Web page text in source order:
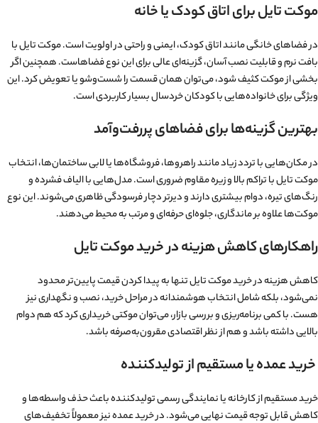
موکت تایل برای اتاق کودک یا خانه
در فضاهای خانگی مانند اتاق کودک، ایمنی و راحتی در اولویت است. موکت تایل با
بافت نرم و قابلیت نصب آسان، گزینه‌ای عالی برای این نوع فضاهاست. همچنین اگر
بخشی از موکت کثیف شود، می‌توان همان قسمت را شست‌وشو یا تعویض کرد. این
ویژگی برای خانواده‌هایی با کودکان خردسال بسیار کاربردی است.
بهترین گزینه‌ها برای فضاهای پررفت‌وآمد
در مکان‌هایی با تردد زیاد مانند راهروها، فروشگاه‌ها یا لابی ساختمان‌ها، انتخاب
موکت تایل با تراکم بالا و زیره مقاوم ضروری است. مدل‌هایی با الیاف فشرده و
رنگ‌های تیره، دوام بیشتری دارند و دیرتر دچار فرسودگی ظاهری می‌شوند. این نوع
موکت‌ها علاوه بر ماندگاری، جلوه‌ای حرفه‌ای و مرتب به محیط می‌دهند.
راهکارهای کاهش هزینه در خرید موکت تایل
کاهش هزینه در خرید موکت تایل تنها به پیدا کردن قیمت پایین‌تر محدود
نمی‌شود، بلکه شامل انتخاب هوشمندانه در مراحل خرید، نصب و نگهداری نیز
هست. با کمی برنامه‌ریزی و بررسی بازار، می‌توان موکتی خریداری کرد که هم دوام
بالایی داشته باشد و هم از نظر اقتصادی مقرون‌به‌صرفه باشد.
خرید عمده یا مستقیم از تولیدکننده
خرید مستقیم از کارخانه یا نمایندگی رسمی تولیدکننده باعث حذف واسطه‌ها و
کاهش قابل توجه قیمت نهایی می‌شود. در خرید عمده نیز معمولاً تخفیف‌های